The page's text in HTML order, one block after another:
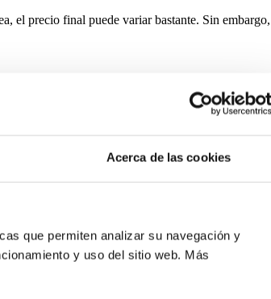
Acerca de las cookies
que permiten analizar su navegación y
y uso del sitio web. Más
el precio final puede variar bastante. Sin
variaran, así que primero, ten claro elprecio de la
el valor total del piso. Actualmente, las
y déjanos tus datos